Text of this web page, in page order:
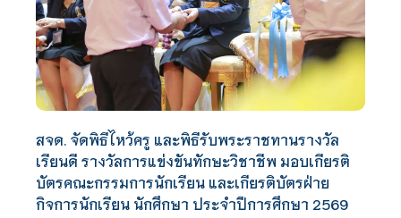
สจด. จัดพิธีไหว้ครู และพิธีรับพระราชทานรางวัล
เรียนดี รางวัลการแข่งขันทักษะวิชาชีพ มอบเกียรติ
บัตรคณะกรรมการนักเรียน และเกียรติบัตรฝ่าย
กิจการนักเรียน นักศึกษา ประจำปีการศึกษา 2569